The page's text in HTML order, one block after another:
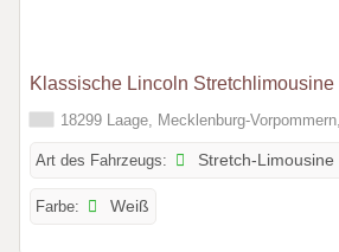
Klassische Lincoln Stretchlimousine
18299 Laage, Mecklenburg-
Art des Fahrzeugs: Stretch-Limousine
Farbe: Weiß